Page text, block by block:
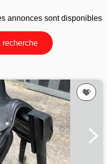
annonces sont disponibles
recherche